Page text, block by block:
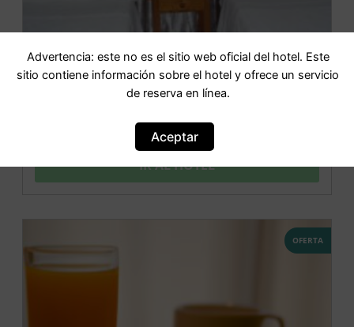
IR AL HOTEL
OFERTA
Advertencia: este no es el sitio web oficial del hotel. Este
sitio contiene información sobre el hotel y ofrece un servicio
de reserva en línea.
Aceptar